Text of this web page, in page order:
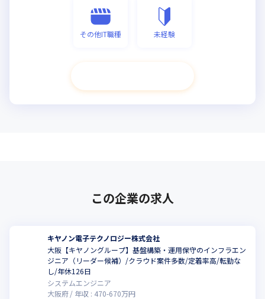
その他IT職種 未経験
この企業の求人
キヤノン電子テクノロジー株式会社
大阪【キヤノングループ】基盤構築・運用保守のインフラエン
ジニア（リーダー候補）/クラウド案件多数/定着率高/転勤な
し/年休126日
システムエンジニア
大阪府
年収 : 470-670万円